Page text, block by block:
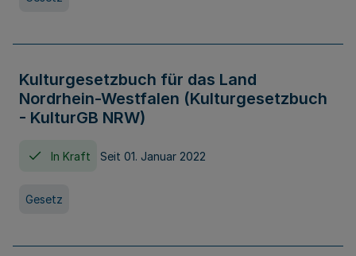
Kulturgesetzbuch für das Land
Nordrhein-Westfalen (Kulturgesetzbuch
- KulturGB NRW)
In Kraft Seit 01. Januar 2022
Gesetz